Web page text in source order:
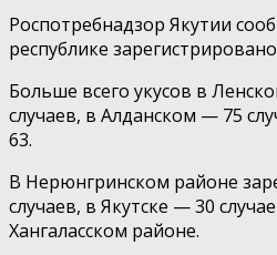
Роспотребнадзор Якутии
республике
Больше всего укусов в
случаев, в Алданском — 75
63.
В Нерюнгринском районе
случаев, в Якутске — 30
Хангаласском районе.